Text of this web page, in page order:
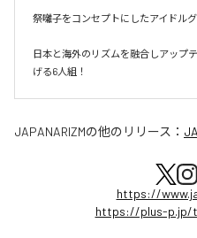
祭囃子をコンセプトにしたアイドル
日本と海外のリズムを融合しアップ
げる6人組！
JAPANARIZMの他のリリース：
https://
https://plus-p.jp/